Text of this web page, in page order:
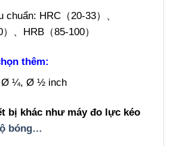
HRC（20-33）、
、HRB（85-100）
thêm:
Ø ¼, Ø ½ inch
bị khác như máy đo lực kéo
bóng…